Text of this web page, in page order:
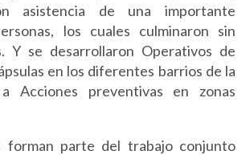
asistencia de una importante
los cuales culminaron sin
Y se desarrollaron Operativos de
en los diferentes barrios de la
Acciones preventivas en zonas
forman parte del trabajo conjunto